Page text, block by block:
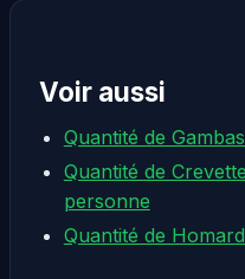
Voir aussi
Quantité de
Quantité de
personne
Quantité de